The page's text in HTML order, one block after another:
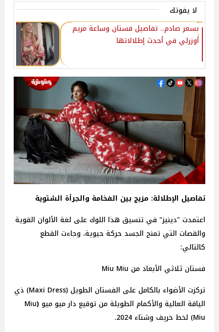
لا يفوتك
بسعر صادم.. تفاصيل فستان وساعة مريم
أوزرلي في أحدث إطلالاتها
تفاصيل الإطلالة: مزيج بين الفخامة والجرأة الشتوية
اعتمدت "دينيز" في تنسيق هذا اللوك على لغة الألوان القوية
والقصات التي تمنح الجسد حركة حيوية، وجاءت القطع
كالتالي:
فستان ثلاثي الأبعاد من Miu Miu
تركزت الأضواء بالكامل على الفستان الطويل (Maxi Dress) ذي
الياقة العالية والأكمام الطويلة من توقيع دار ميو ميو (
Miu
Miu) لخط خريف وشتاء 2024.